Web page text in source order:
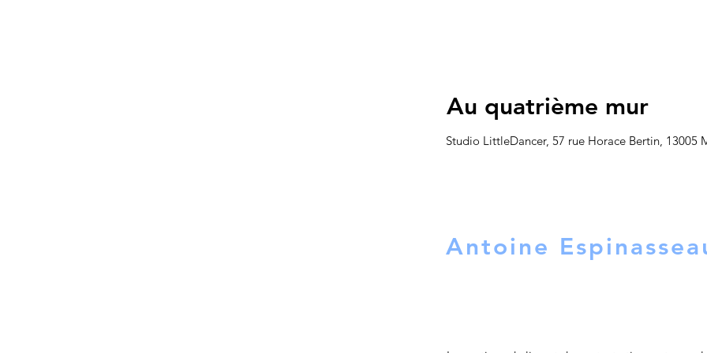
Au quatrième mur
Studio LittleDancer, 57 rue Horace Bertin, 13005
Antoine